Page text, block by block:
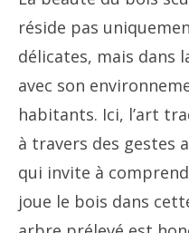
réside pas
délicates, mais dans
avec son
habitants. Ici, l’art
à travers des gestes
qui invite à
joue le bois dans